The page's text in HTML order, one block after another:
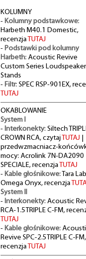
KOLUMNY
- Kolumny podstawkowe:
Harbeth M40.1 Domestic,
recenzja TUTAJ
- Podstawki pod kolumny
Harbeth: Acoustic Revive
Custom Series Loudspeaker
Stands
- Filtr: SPEC RSP-901EX,
TUTAJ
OKABLOWANIE
System I
- Interkonekty: Siltech
CROWN RCA, czytaj TUTAJ
przedwzmacniacz-
mocy: Acrolink 7N-DA2090
SPECIALE, recenzjaTUTAJ
- Kable głośnikowe: Tara
Omega Onyx, recenzja
System II
- Interkonekty: Acoustic
RCA-1.5TRIPLE C-FM,
TUTAJ
- Kable głośnikowe:
Revive SPC-2.5TRIPLE C-FM,
recenzjaTUTAJ